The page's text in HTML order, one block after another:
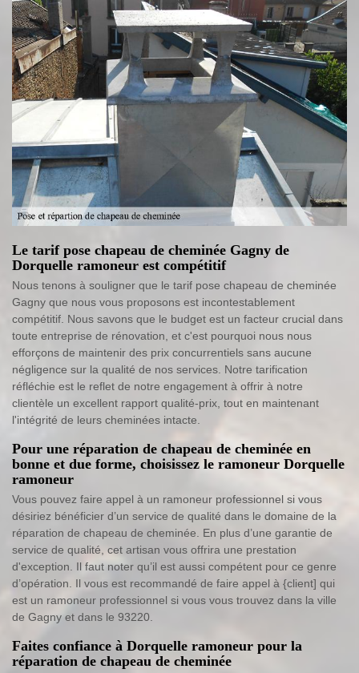
Le tarif pose chapeau de cheminée Gagny de
Dorquelle ramoneur est compétitif
Nous tenons à souligner que le tarif pose chapeau de cheminée
Gagny que nous vous proposons est incontestablement
compétitif. Nous savons que le budget est un facteur crucial dans
toute entreprise de rénovation, et c'est pourquoi nous nous
efforçons de maintenir des prix concurrentiels sans aucune
négligence sur la qualité de nos services. Notre tarification
réfléchie est le reflet de notre engagement à offrir à notre
clientèle un excellent rapport qualité-prix, tout en maintenant
l'intégrité de leurs cheminées intacte.
Pour une réparation de chapeau de cheminée en
bonne et due forme, choisissez le ramoneur Dorquelle
ramoneur
Vous pouvez faire appel à un ramoneur professionnel si vous
désiriez bénéficier d’un service de qualité dans le domaine de la
réparation de chapeau de cheminée. En plus d’une garantie de
service de qualité, cet artisan vous offrira une prestation
d'exception. Il faut noter qu’il est aussi compétent pour ce genre
d’opération. Il vous est recommandé de faire appel à {client] qui
est un ramoneur professionnel si vous vous trouvez dans la ville
de Gagny et dans le 93220.
Faites confiance à Dorquelle ramoneur pour la
réparation de chapeau de cheminée